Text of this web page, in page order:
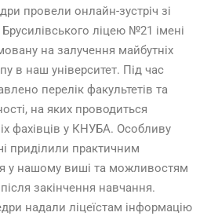
провели онлайн-зустріч зі
ліцею №21 імені
на залучення майбутніх
в наш університет. Під час
перелік факультетів та
на яких проводиться
фахівців у КНУБА. Особливу
приділили практичним
у нашому виші та можливостям
закінчення навчання.
надали ліцеїстам інформацію